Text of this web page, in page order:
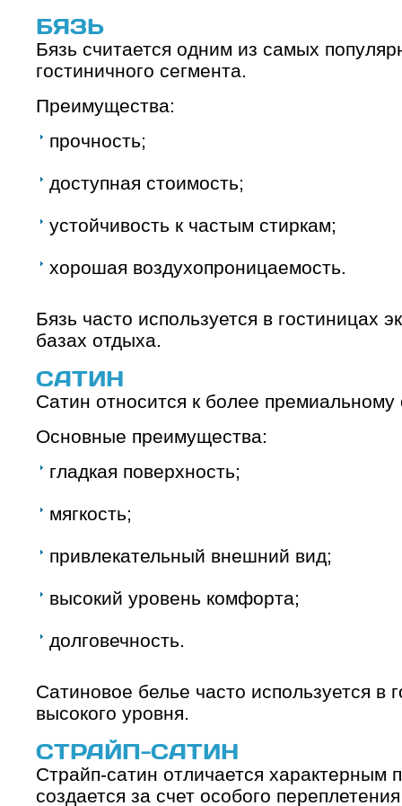
БЯЗЬ
Бязь считается одним из самых
гостиничного сегмента.
Преимущества:
прочность;
доступная стоимость;
устойчивость к частым стиркам;
хорошая воздухопроницаемость.
Бязь часто используется в гостиницах
базах отдыха.
САТИН
Сатин относится к более премиальному
Основные преимущества:
гладкая поверхность;
мягкость;
привлекательный внешний вид;
высокий уровень комфорта;
долговечность.
Сатиновое белье часто используется в
высокого уровня.
СТРАЙП-САТИН
Страйп-сатин отличается характерным
создается за счет особого